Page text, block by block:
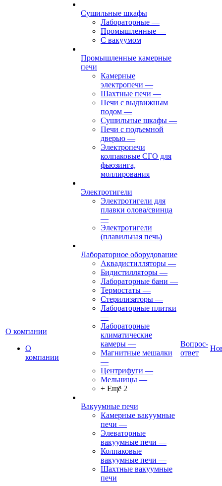
О компании
О
компании
Сушильные шкафы
Лабораторные —
Промышленные —
С вакуумом
Промышленные камерные
печи
Камерные
электропечи —
Шахтные печи —
Печи с выдвижным
подом —
Сушильные шкафы —
Печи с подъемной
дверью —
Электропечи
колпаковые СГО для
фьюзинга,
моллирования
Электротигели
Электротигели для
плавки олова/свинца
—
Электротигели
(плавильная печь)
Лабораторное оборудование
Аквадистилляторы —
Бидистилляторы —
Лабораторные бани —
Термостаты —
Стерилизаторы —
Лабораторные плитки
—
Лабораторные
климатические
камеры —
Магнитные мешалки
—
Центрифуги —
Мельницы —
+ Ещё 2
Вакуумные печи
Камерные вакуумные
печи —
Элеваторные
вакуумные печи —
Колпаковые
вакуумные печи —
Шахтные вакуумные
печи
Вопрос-
ответ